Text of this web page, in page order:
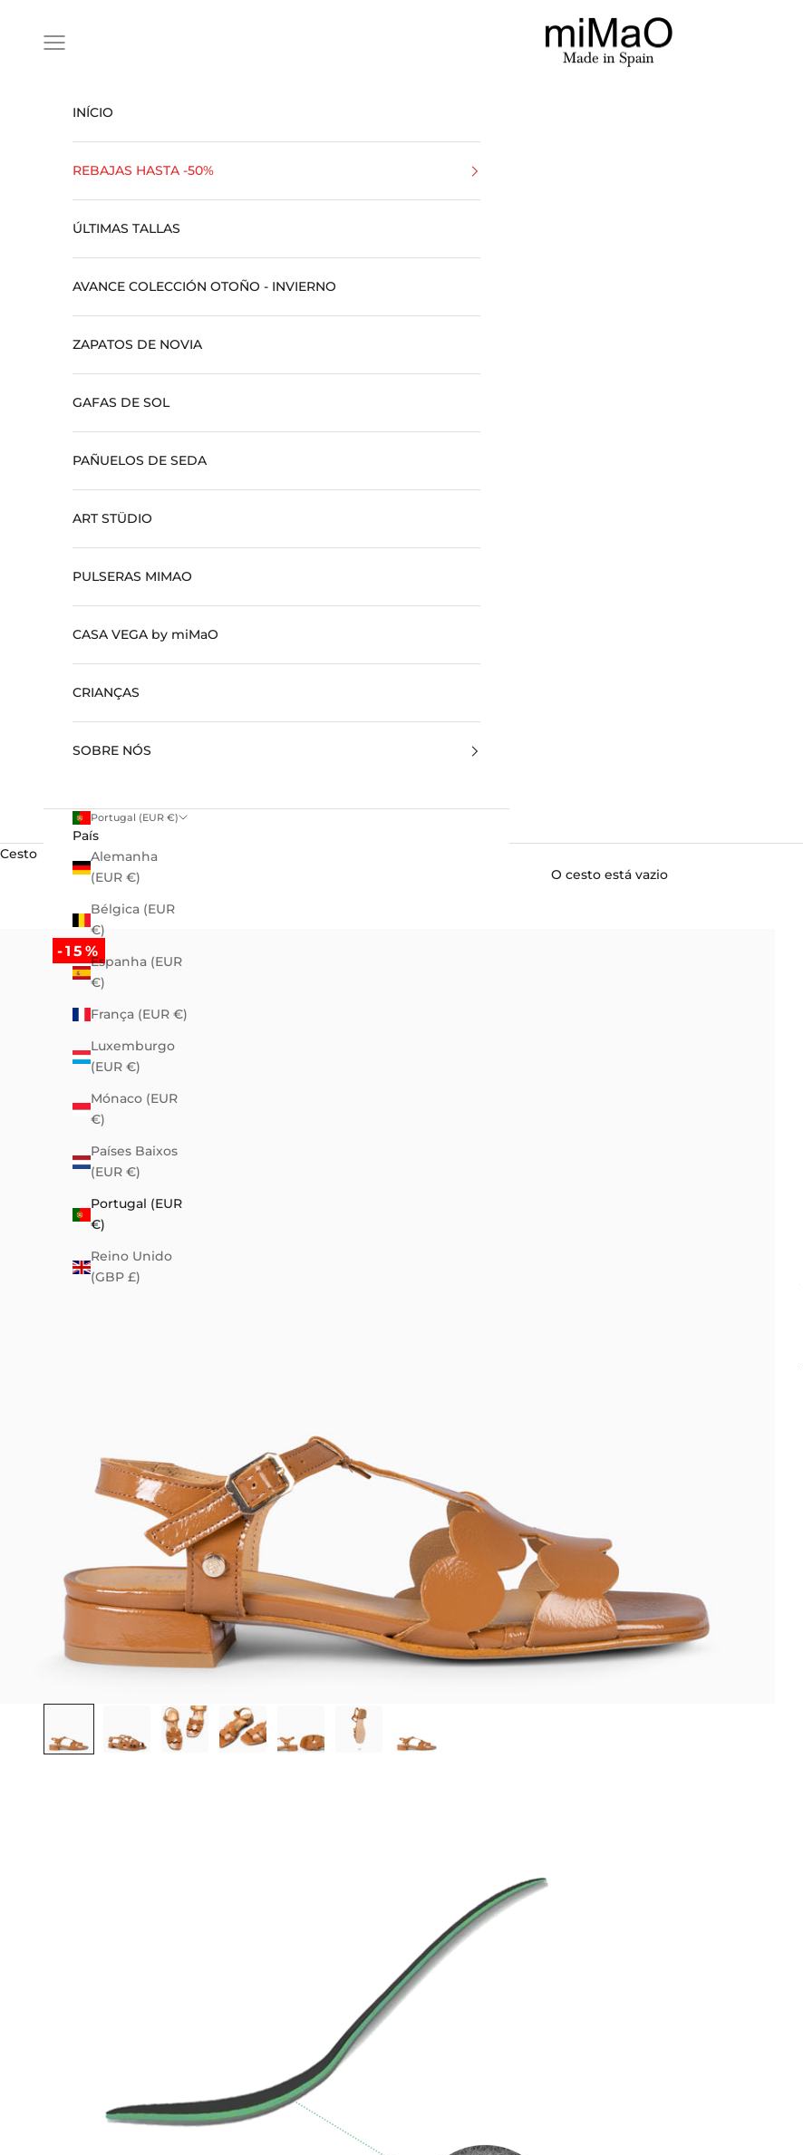
miMaO ®
Abrir menu de navegação
INÍCIO
REBAJAS HASTA -50%
ÚLTIMAS TALLAS
AVANCE COLECCIÓN OTOÑO - INVIERNO
ZAPATOS DE NOVIA
GAFAS DE SOL
PAÑUELOS DE SEDA
ART STÜDIO
PULSERAS MIMAO
CASA VEGA by miMaO
CRIANÇAS
SOBRE NÓS
Portugal (EUR €)
País
Alemanha
(EUR €)
Bélgica (EUR
€)
Espanha (EUR
€)
França (EUR €)
Luxemburgo
(EUR €)
Mónaco (EUR
€)
Países Baixos
(EUR €)
Portugal (EUR
€)
Reino Unido
(GBP £)
Cesto
O cesto está vazio
-15%